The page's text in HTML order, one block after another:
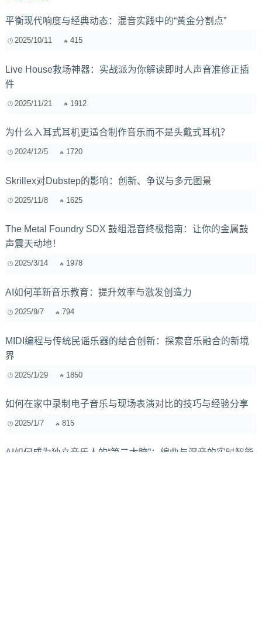
平衡现代响度与经典动态：混音实践中的“黄金分割点”
2025/10/11 415
Live House救场神器：实战派为你解读即时人声音准修正插
件
2025/11/21 1912
为什么入耳式耳机更适合制作音乐而不是头戴式耳机？
2024/12/5 1720
Skrillex对Dubstep的影响：创新、争议与多元图景
2025/11/8 1625
The Metal Foundry SDX 鼓组混音终极指南：让你的金属鼓
声震天动地！
2025/3/14 1978
AI如何革新音乐教育：提升效率与激发创造力
2025/9/7 794
MIDI编程与传统民谣乐器的结合创新：探索音乐融合的新境
界
2025/1/29 1850
如何在家中录制电子音乐与现场表演对比的技巧与经验分享
2025/1/7 815
AI如何成为独立音乐人的“第二大脑”：编曲与混音的实时智能